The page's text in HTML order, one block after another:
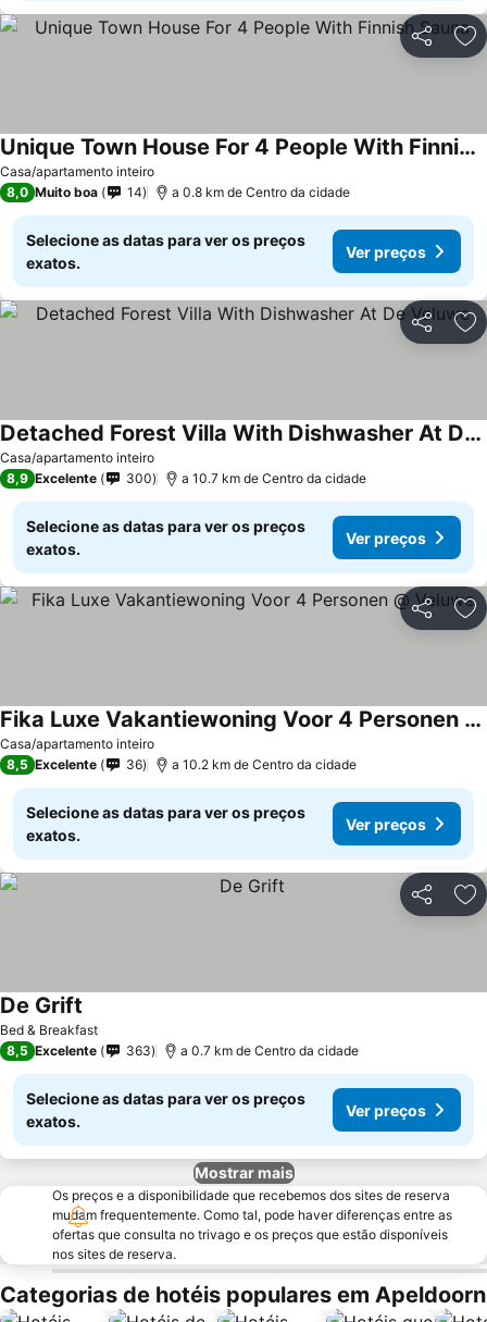
Partilhar
Casa/apartamento inteiro
Unique Town House For 4 People With Finnish Sauna
8,0 Muito boa 14 a 0.8 km de Centro da cidade
Selecione as datas para ver os preços
exatos.
Ver preços
Partilhar
Casa/apartamento inteiro
Detached Forest Villa With Dishwasher At De Veluwe
8,9 Excelente 300 a 10.7 km de Centro da cidade
Selecione as datas para ver os preços
exatos.
Ver preços
Partilhar
Casa/apartamento inteiro
Fika Luxe Vakantiewoning Voor 4 Personen @ Veluwe
8,5 Excelente 36 a 10.2 km de Centro da cidade
Selecione as datas para ver os preços
exatos.
Ver preços
Partilhar
Bed & Breakfast
De Grift
8,5 Excelente 363 a 0.7 km de Centro da cidade
Selecione as datas para ver os preços
exatos.
Ver preços
Mostrar mais
Os preços e a disponibilidade que recebemos dos sites de reserva
mudam frequentemente. Como tal, pode haver diferenças entre as
ofertas que consulta no trivago e os preços que estão disponíveis
nos sites de reserva.
Categorias de hotéis populares em Apeldoorn